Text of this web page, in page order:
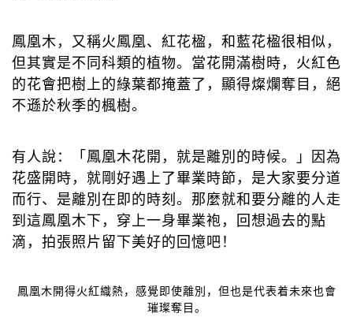
鳳凰木，又稱火鳳凰、紅花楹，和藍花楹很相似，
但其實是不同科類的植物。當花開滿樹時，火紅色
的花會把樹上的綠葉都掩蓋了，顯得燦爛奪目，絕
不遜於秋季的楓樹。
有人說：「鳳凰木花開，就是離別的時候。」因為
花盛開時，就剛好遇上了畢業時節，是大家要分道
而行、是離別在即的時刻。那麼就和要分離的人走
到這鳳凰木下，穿上一身畢業袍，回想過去的點
滴，拍張照片留下美好的回憶吧！
鳳凰木開得火紅織熱，感覺即使離別，但也是代表着未來也會
璀璨奪目。